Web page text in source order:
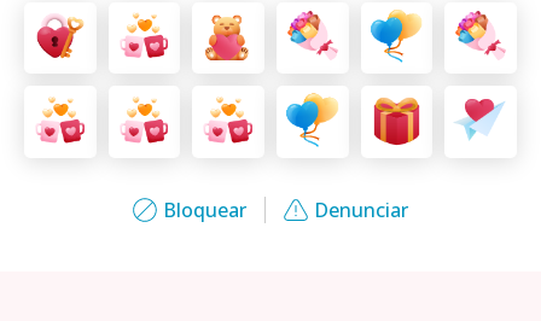
Bloquear Denunciar